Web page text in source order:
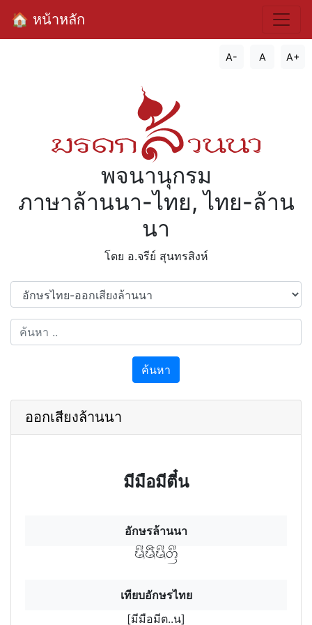
🏠 หน้าหลัก
A- A A+
พจนานุกรม
ภาษาล้านนา-ไทย, ไทย-ล้าน
นา
โดย อ.จรีย์​ สุนทรสิงห์
ค้นหา
ออกเสียงล้านนา
มีมือมีตี๋น
อักษรล้านนา
มีมืมีตีนฯ
เทียบอักษรไทย
[มีมือมีต..น]